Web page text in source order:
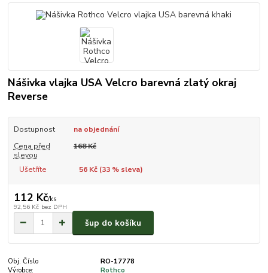
Nášivka vlajka USA Velcro barevná zlatý okraj
Reverse
Dostupnost
na objednání
Cena před
slevou
168 Kč
Ušetříte 56 Kč (33% sleva)
112 Kč/ks
92,56 Kč bez DPH
šup do košíku
Obj. Číslo
RO-17778
Výrobce:
Rothco